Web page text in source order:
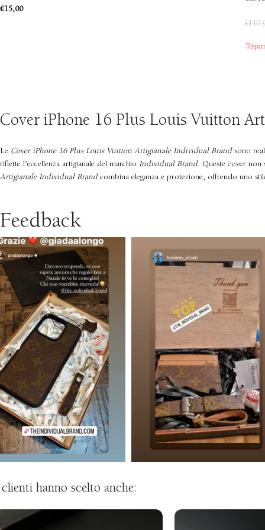
€15,00
€
Cover iPhone 16 Plus Louis Vuitton
Le Cover iPhone 16 Plus Louis Vuitton Artigianale Individual Brand sono
riflette l’eccellenza artigianale del marchio Individual Brand. Queste cover non
Artigianale Individual Brand combina eleganza e protezione, offrendo uno
Feedback
hanno scelto anche: